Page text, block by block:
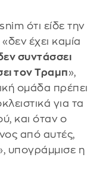
ότι είδε την
έχει καμία
συντάσσει
τον Τραμπ»,
ομάδα πρέπει
για τα
και όταν ο
από αυτές,
υπογράμμισε η